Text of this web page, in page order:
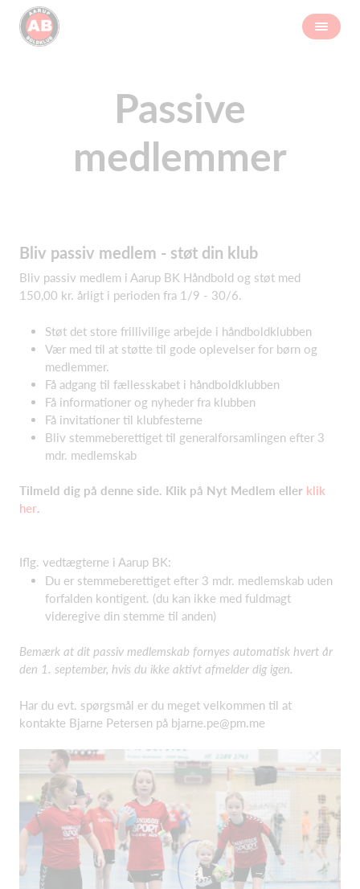
Passive
medlemmer
Bliv passiv medlem - støt din klub
Bliv passiv medlem i Aarup BK Håndbold og støt med
150,00 kr. årligt i perioden fra 1/9 - 30/6.
Støt det store frillivilige arbejde i håndboldklubben
Vær med til at støtte til gode oplevelser for børn og
medlemmer.
Få adgang til fællesskabet i håndboldklubben
Få informationer og nyheder fra klubben
Få invitationer til klubfesterne
Bliv stemmeberettiget til generalforsamlingen efter 3
mdr. medlemskab
Tilmeld dig på denne side. Klik på Nyt Medlem eller klik
her.
Iflg. vedtægterne i Aarup BK:
Du er stemmeberettiget efter 3 mdr. medlemskab uden
forfalden kontigent. (du kan ikke med fuldmagt
videregive din stemme til anden)
Bemærk at dit passiv medlemskab fornyes automatisk hvert år
den 1. september, hvis du ikke aktivt afmelder dig igen.
Har du evt. spørgsmål er du meget velkommen til at
kontakte Bjarne Petersen på bjarne.pe@pm.me